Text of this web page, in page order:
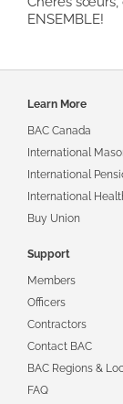
ENSEMBLE!
Footer
Learn More
BAC Canada
International
International
International
Buy Union
Support
Members
Officers
Contractors
Contact BAC
BAC Regions &
FAQ